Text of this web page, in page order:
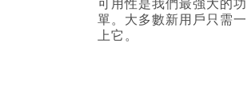
可用性是我們最強大的
單。大多數新用戶只需
上它。